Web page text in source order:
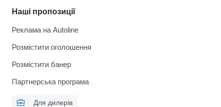
Наші пропозиції
Реклама на Autoline
Розмістити оголошення
Розмістити банер
Партнерська програма
Для дилерів